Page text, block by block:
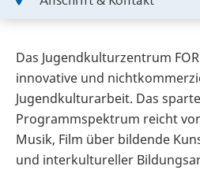
Das Jugendkulturzentrum
innovative und
Jugendkulturarbeit. Das
Programmspektrum reicht
Musik, Film über bildende
und interkultureller